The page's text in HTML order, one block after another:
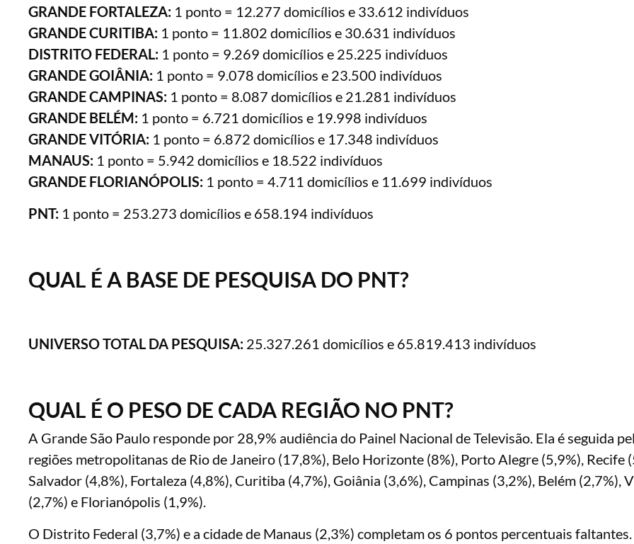
GRANDE FORTALEZA:1 ponto = 12.277 domicílios e 33.612 indivíduos
GRANDE CURITIBA:1 ponto = 11.802 domicílios e 30.631 indivíduos
DISTRITO FEDERAL:1 ponto = 9.269 domicílios e 25.225 indivíduos
GRANDE GOIÂNIA:1 ponto = 9.078 domicílios e 23.500 indivíduos
GRANDE CAMPINAS:1 ponto = 8.087 domicílios e 21.281 indivíduos
GRANDE BELÉM:1 ponto = 6.721 domicílios e 19.998 indivíduos
GRANDE VITÓRIA:1 ponto = 6.872 domicílios e 17.348 indivíduos
MANAUS:1 ponto = 5.942 domicílios e 18.522 indivíduos
GRANDE FLORIANÓPOLIS:1 ponto = 4.711 domicílios e 11.699 indivíduos
PNT:1 ponto = 253.273 domicílios e 658.194 indivíduos
QUAL É A BASE DE PESQUISA DO PNT?
UNIVERSO TOTAL DA PESQUISA:25.327.261 domicílios e 65.819.413 indivíduos
QUAL É O PESO DE CADA REGIÃO NO PNT?
A Grande São Paulo responde por 28,9% audiência do Painel Nacional de Televisão. Ela é seguida
regiões metropolitanas de Rio de Janeiro (17,8%), Belo Horizonte (8%), Porto Alegre (5,9%), Recife
Salvador (4,8%), Fortaleza (4,8%), Curitiba (4,7%), Goiânia (3,6%), Campinas (3,2%), Belém (2,7%),
(2,7%) e Florianópolis (1,9%).
O Distrito Federal (3,7%) e a cidade de Manaus (2,3%) completam os 6 pontos percentuais faltantes.